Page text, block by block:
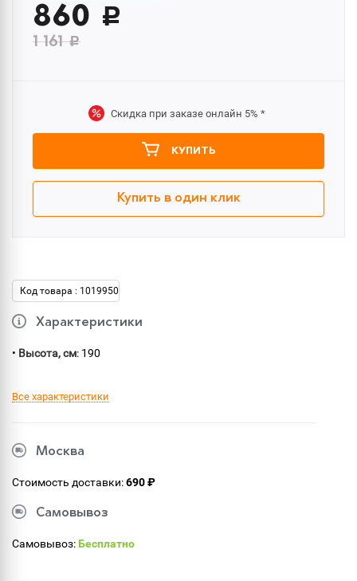
860 c
1 161c
Скидка при заказе онлайн 5% *
КУПИТЬ
Купить в один клик
Код товара : 1019950
Характеристики
• Высота, см: 190
Все характеристики
Москва
Стоимость доставки:690 ₽
Самовывоз
Самовывоз:Бесплатно